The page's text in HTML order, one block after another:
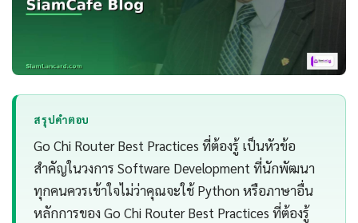
สรุปคำตอบ
Go Chi Router Best Practices ที่ต้องรู้ เป็นหัวข้อ
สำคัญในวงการ Software Development ที่นักพัฒนา
ทุกคนควรเข้าใจไม่ว่าคุณจะใช้ Python หรือภาษาอื่น
หลักการของ Go Chi Router Best Practices ที่ต้องรู้